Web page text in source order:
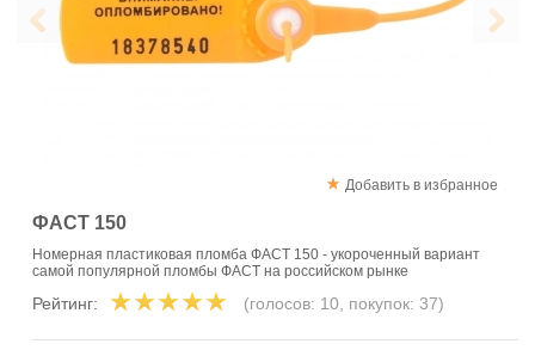
Добавить в избранное
ФАСТ 150
Номерная пластиковая пломба ФАСТ 150 - укороченный вариант
самой популярной пломбы ФАСТ на российском рынке
Рейтинг: (голосов: 10, покупок: 37)